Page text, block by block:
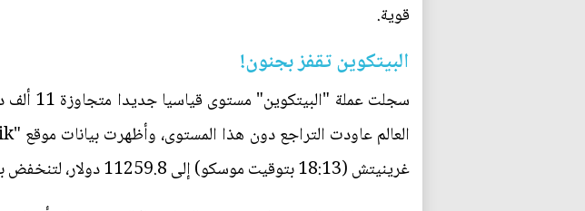
قوية.
البيتكوين تقفز بجنون!
سجلت
غرينيتش (18:13 بتوقيت موسكو) إلى 11259.8 دولار، لتنخفض بعد ذلك إلى 10964.38 دولار.